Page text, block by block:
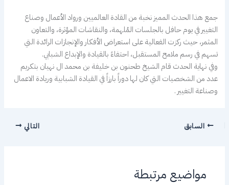
جمع هذا الحدث المميز نخبة من القادة العالميين ورواد الأعمال وصناع
التغيير في يوم حافل بالجلسات المُلهمة، والنقاشات المؤثرة، والتعاون
المثمر، حيث ركزت الفعالية على استعراض الأفكار والإنجازات الرائدة التي
تسهم في رسم ملامح المستقبل، احتفاءً بالقيادة والإبداع الشبابي.
وفي نهاية الحدث قام الشيخ طحنون بن خليفة بن محمد ال نهيان بتكريم
عدد من الشخصيات التي كان لها دوراً بارزاً في القيادة الشبابية وريادة الاعمال
وصناعة التغيير .
السابق التالي
مواضيع مرتبطة